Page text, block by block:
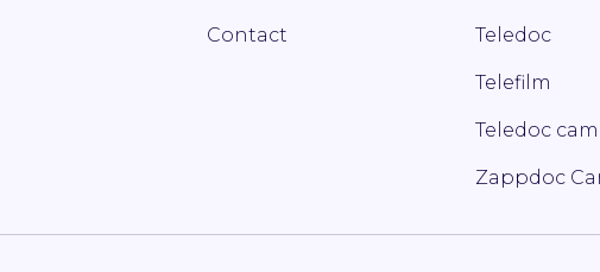
Contact Teledoc
Telefilm
Teledoc
Zappdoc